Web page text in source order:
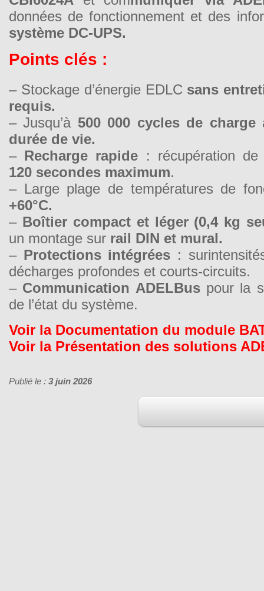
données de fonctionnement et des
système DC-UPS.
Points clés :
– Stockage d’énergie EDLC sans
requis.
– Jusqu’à 500 000 cycles de charge
durée de vie.
– Recharge rapide : récupération
120 secondes maximum.
– Large plage de températures de
+60°C.
– Boîtier compact et léger (0,4 kg
un montage sur rail DIN et mural.
– Protections intégrées :
décharges profondes et courts-circuits.
– Communication ADELBus pour la
de l’état du système.
Voir la Documentation du module
Voir la Présentation des solutions
Publié le : 3 juin 2026